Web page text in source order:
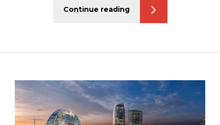
Continue reading